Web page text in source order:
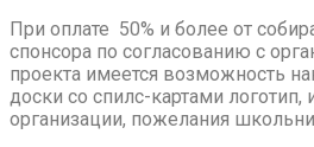
При оплате 50% и более от
спонсора по согласованию с
проекта имеется возможность
доски со спилс-картами
организации, пожелания